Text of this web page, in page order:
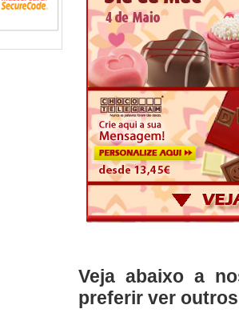
Veja abaixo a
preferir ver